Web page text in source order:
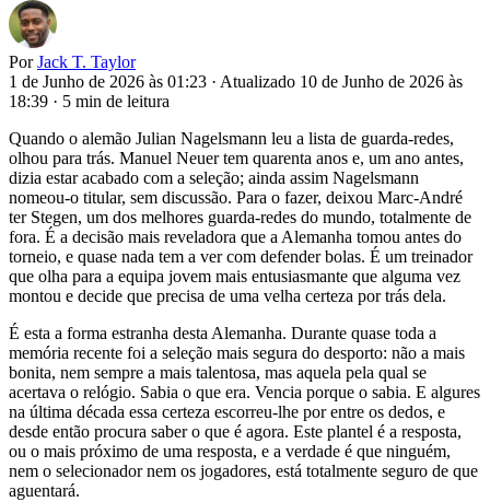
Por Jack T. Taylor
1 de Junho de 2026 às 01:23 · Atualizado 10 de Junho de 2026 às
18:39 · 5 min de leitura
Quando o alemão Julian Nagelsmann leu a lista de guarda-redes,
olhou para trás. Manuel Neuer tem quarenta anos e, um ano antes,
dizia estar acabado com a seleção; ainda assim Nagelsmann
nomeou-o titular, sem discussão. Para o fazer, deixou Marc-André
ter Stegen, um dos melhores guarda-redes do mundo, totalmente de
fora. É a decisão mais reveladora que a Alemanha tomou antes do
torneio, e quase nada tem a ver com defender bolas. É um treinador
que olha para a equipa jovem mais entusiasmante que alguma vez
montou e decide que precisa de uma velha certeza por trás dela.
É esta a forma estranha desta Alemanha. Durante quase toda a
memória recente foi a seleção mais segura do desporto: não a mais
bonita, nem sempre a mais talentosa, mas aquela pela qual se
acertava o relógio. Sabia o que era. Vencia porque o sabia. E algures
na última década essa certeza escorreu-lhe por entre os dedos, e
desde então procura saber o que é agora. Este plantel é a resposta,
ou o mais próximo de uma resposta, e a verdade é que ninguém,
nem o selecionador nem os jogadores, está totalmente seguro de que
aguentará.